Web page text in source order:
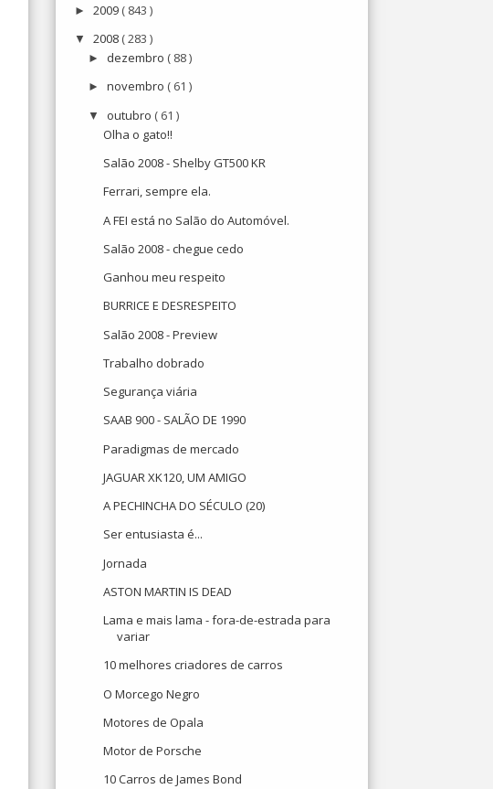
► 2009 ( 843 )
▼ 2008 ( 283 )
► dezembro ( 88 )
►novembro ( 61 )
▼ outubro ( 61 )
Olha o gato!!
Salão 2008 - Shelby GT500 KR
Ferrari, sempre ela.
A FEI está no Salão do Automóvel.
Salão 2008 - chegue cedo
Ganhou meu respeito
BURRICE E DESRESPEITO
Salão 2008 - Preview
Trabalho dobrado
Segurança viária
SAAB 900 - SALÃO DE 1990
Paradigmas de mercado
JAGUAR XK120, UM AMIGO
A PECHINCHA DO SÉCULO (20)
Ser entusiasta é...
Jornada
ASTON MARTIN IS DEAD
Lama e mais lama - fora-de-estrada para
variar
10 melhores criadores de carros
O Morcego Negro
Motores de Opala
Motor de Porsche
10 Carros de James Bond